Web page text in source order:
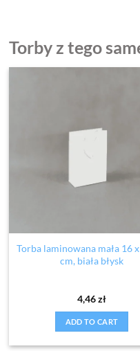
Torby z tego
Torba laminowana mała 16
cm, biała błysk
4,46zł
ADD TO CART